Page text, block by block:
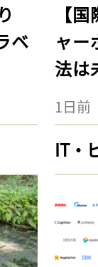
ベ
【
ャー
法は
1日前
IT・